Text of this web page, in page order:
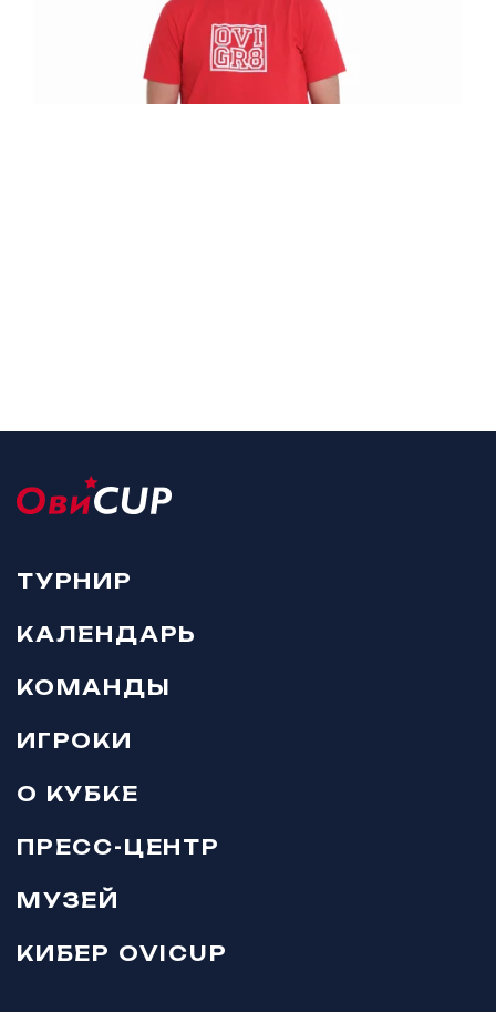
ТУРНИР
КАЛЕНДАРЬ
КОМАНДЫ
ИГРОКИ
О КУБКЕ
ПРЕСС-ЦЕНТР
МУЗЕЙ
КИБЕР OVICUP